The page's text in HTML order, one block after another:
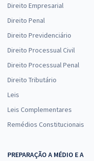
Direito Empresarial
Direito Penal
Direito Previdenciário
Direito Processual Civil
Direito Processual Penal
Direito Tributário
Leis
Leis Complementares
Remédios Constitucionais
PREPARAÇÃO A MÉDIO E A